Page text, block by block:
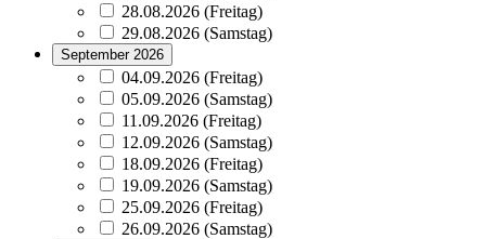
28.08.2026 (Freitag)
29.08.2026 (Samstag)
September 2026
04.09.2026 (Freitag)
05.09.2026 (Samstag)
11.09.2026 (Freitag)
12.09.2026 (Samstag)
18.09.2026 (Freitag)
19.09.2026 (Samstag)
25.09.2026 (Freitag)
26.09.2026 (Samstag)